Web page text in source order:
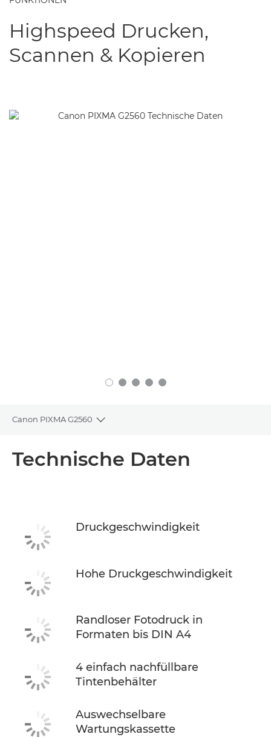
Highspeed Drucken,
Scannen & Kopieren
Canon PIXMA G2560
Toggle breadcrumbs
TINTE KAUFEN
Technische Daten
Druckgeschwindigkeit
Hohe Druckgeschwindigkeit
Randloser Fotodruck in
Formaten bis DIN A4
4 einfach nachfüllbare
Tintenbehälter
Auswechselbare
Wartungskassette